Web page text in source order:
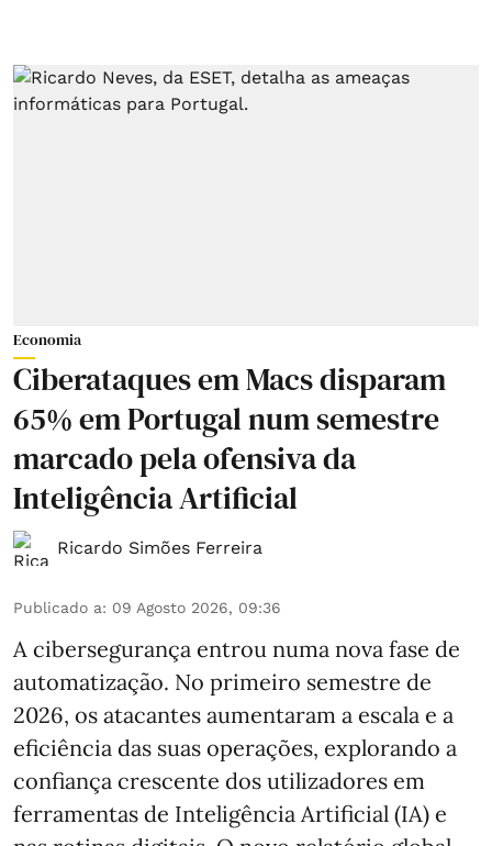
Economia
Ciberataques em Macs disparam
65% em Portugal num semestre
marcado pela ofensiva da
Inteligência Artificial
Ricardo Simões Ferreira
Publicado a: 09 Agosto 2026, 09:36
A cibersegurança entrou numa nova fase de
automatização. No primeiro semestre de
2026, os atacantes aumentaram a escala e a
eficiência das suas operações, explorando a
confiança crescente dos utilizadores em
ferramentas de Inteligência Artificial (IA) e